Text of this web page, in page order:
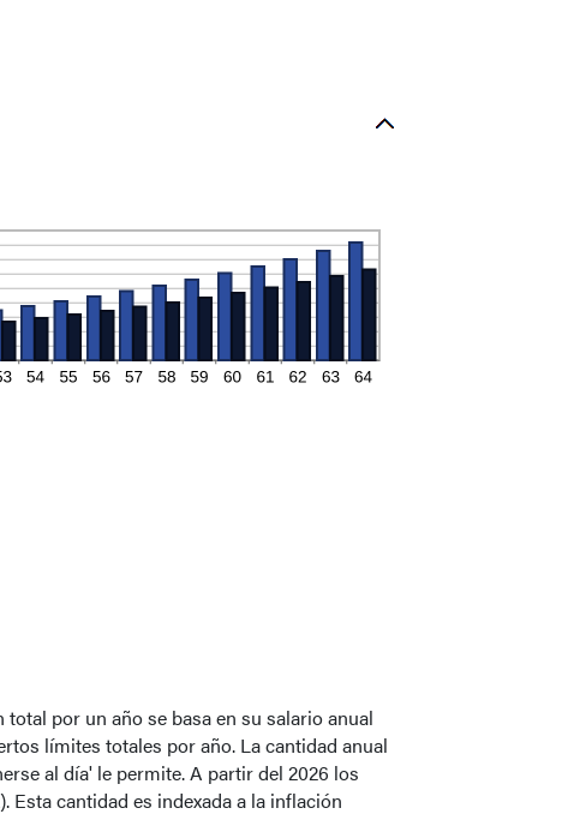
por un año se basa en su salario anual
límites totales por año. La cantidad anual
al día' le permite. A partir del 2026 los
Esta cantidad es indexada a la inflación